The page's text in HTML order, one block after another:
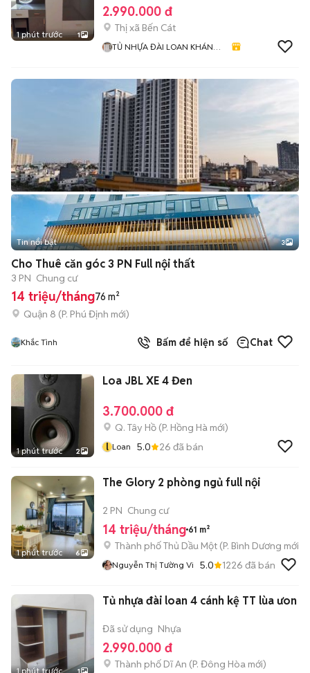
1 phút trước 1
2.990.000 đ
Thị xã Bến Cát
TỦ NHỰA ĐÀI LOAN KHÁNH
Tin nổi bật 3
Cho Thuê căn góc 3 PN Full nội thất
3 PN Chung cư
14 triệu/tháng76 m²
Quận 8 (P. Phú Định mới)
Khắc Tình Bấm để hiện số Chat
1 phút trước 2
Loa JBL XE 4 Đen
3.700.000 đ
Q. Tây Hồ (P. Hồng Hà mới)
l Loan 5.0 26 đã bán
1 phút trước 6
The Glory 2 phòng ngủ full nội
2 PN Chung cư
14 triệu/tháng 61 m²
Thành phố Thủ Dầu Một (P. Bình Dương mới)
Nguyễn Thị Tường Vi 5.0 1226 đã bán
1 phút trước 1
Tủ nhựa đài loan 4 cánh kệ TT lùa ưon
Đã sử dụng Nhựa
2.990.000 đ
Thành phố Dĩ An (P. Đông Hòa mới)